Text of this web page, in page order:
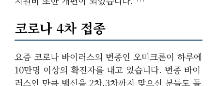
코로나 4차 접종
요즘 코로나 바이러스의 변종인 오미크론이 하루에
10만명 이상의 확진자를 내고 있습니다. 변종 바이
러스인 만큼 백신을 2차,3차까지 맞으신 분들도 돌